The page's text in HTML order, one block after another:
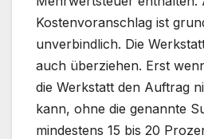
Kostenvoranschlag ist
unverbindlich. Die
auch überziehen. Erst
die Werkstatt den Auftrag
kann, ohne die genannte
mindestens 15 bis 20